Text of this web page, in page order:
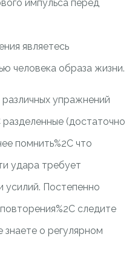
импульса перед
являетесь
человека образа жизни.
упражнений
(достаточно
помнить%2C что
удара требует
усилий. Постепенно
следите
знаете о регулярном